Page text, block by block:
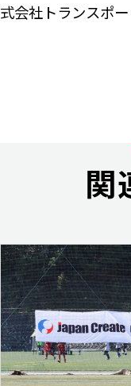
式会社トランスポ
関